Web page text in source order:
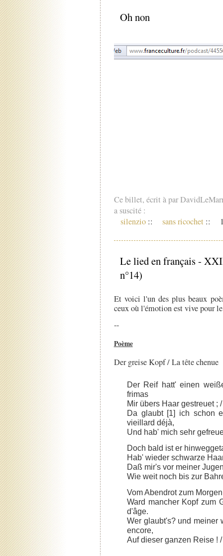
Oh non
Ce billet, écrit à par
a suscité :
silenzio :: sans ricochet ::
Le lied en français -
n°14)
Et voici l'un des plus beaux
ceux où l'émotion est vive pour
--
Poème
Der greise Kopf / La tête chenue
Der Reif hatt' einen
frimas
Mir übers Haar gestreuet ;
Da glaubt [1] ich schon
vieillard déjà,
Und hab' mich sehr
Doch bald ist er
Hab' wieder schwarze
Daß mir's vor meiner
Wie weit noch bis zur
Vom Abendrot zum
Ward mancher Kopf zum
d'âge.
Wer glaubt's? und meiner
encore,
Auf dieser ganzen Reise !